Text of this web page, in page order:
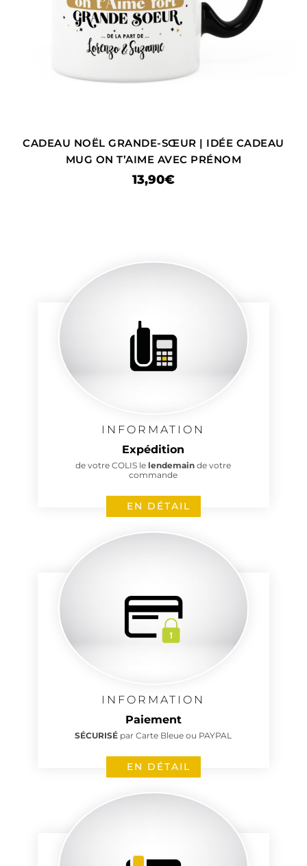
CADEAU NOËL GRANDE-SŒUR | IDÉE CADEAU
MUG ON T’AIME AVEC PRÉNOM
13,90€
INFORMATION
Expédition
de votre COLIS lelendemainde votre
commande
EN DÉTAIL
INFORMATION
Paiement
SÉCURISÉ par Carte Bleue ou PAYPAL
EN DÉTAIL